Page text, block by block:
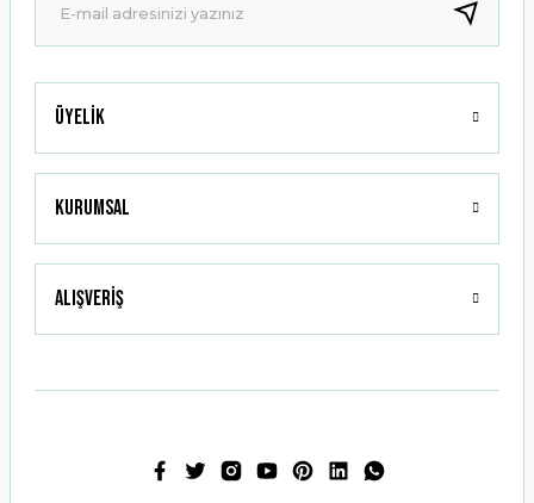
Bu ürüne benzer farklı alternatifler olmalı.
Gönder
Üyelik
Kurumsal
Alışveriş